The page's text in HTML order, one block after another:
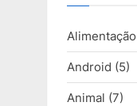
Alimentação
Android (5)
Animal (7)